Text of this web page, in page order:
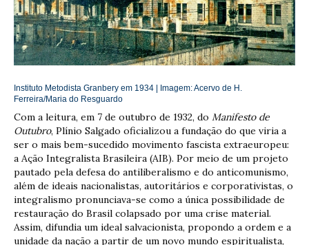
Instituto Metodista Granbery em 1934 | Imagem:Acervo de H.
Ferreira/Maria do Resguardo
Com a leitura, em 7 de outubro de 1932, do Manifesto de
Outubro, Plínio Salgado oficializou a fundação do que viria a
ser o mais bem-sucedido movimento fascista extraeuropeu:
a Ação Integralista Brasileira (AIB). Por meio de um projeto
pautado pela defesa do antiliberalismo e do anticomunismo,
além de ideais nacionalistas, autoritários e corporativistas, o
integralismo pronunciava-se como a única possibilidade de
restauração do Brasil colapsado por uma crise material.
Assim, difundia um ideal salvacionista, propondo a ordem e a
unidade da nação a partir de um novo mundo espiritualista,